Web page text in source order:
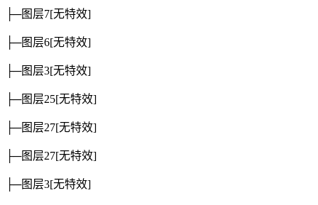
├─图层7[无特效]
├─图层6[无特效]
├─图层3[无特效]
├─图层25[无特效]
├─图层27[无特效]
├─图层27[无特效]
├─图层3[无特效]